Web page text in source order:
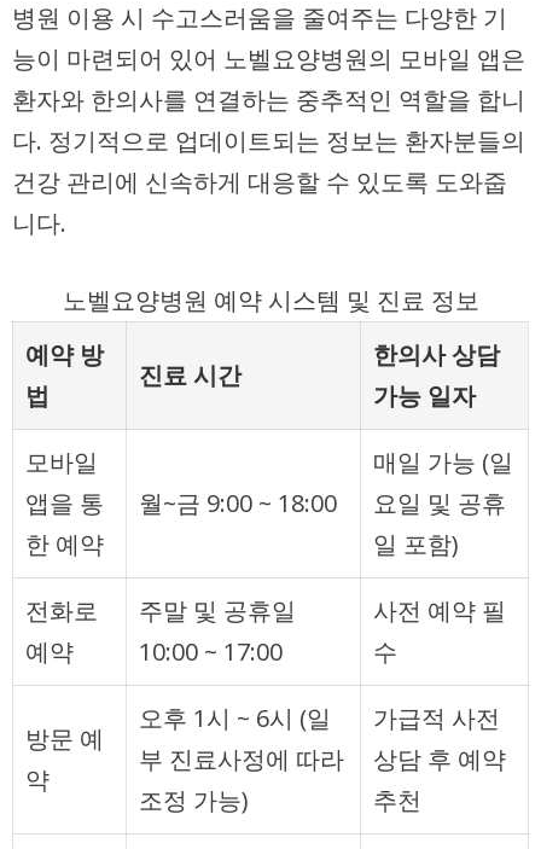
병원 이용 시 수고스러움을 줄여주는 다양한 기
능이 마련되어 있어 노벨요양병원의 모바일 앱은
환자와 한의사를 연결하는 중추적인 역할을 합니
다. 정기적으로 업데이트되는 정보는 환자분들의
건강 관리에 신속하게 대응할 수 있도록 도와줍
니다.
노벨요양병원 예약 시스템 및 진료 정보
예약 방
법
진료 시간
한의사 상담
가능 일자
모바일
앱을 통
한 예약
월~금 9:00 ~ 18:00
매일 가능 (일
요일 및 공휴
일 포함)
전화로
예약
주말 및 공휴일
10:00 ~ 17:00
사전 예약 필
수
방문 예
약
오후 1시 ~ 6시 (일
부 진료사정에 따라
조정 가능)
가급적 사전
상담 후 예약
추천